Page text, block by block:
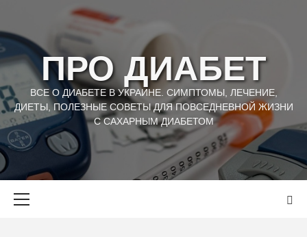
content
ПРО ДИАБЕТ
ВСЕ О ДИАБЕТЕ В УКРАИНЕ. СИМПТОМЫ, ЛЕЧЕНИЕ,
ДИЕТЫ, ПОЛЕЗНЫЕ СОВЕТЫ ДЛЯ ПОВСЕДНЕВНОЙ ЖИЗНИ
С САХАРНЫМ ДИАБЕТОМ